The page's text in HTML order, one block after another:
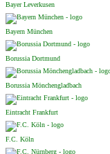
Bayer Leverkusen
Bayern München
Borussia Dortmund
Borussia Mönchengladbach
Eintracht Frankfurt
F.C. Köln